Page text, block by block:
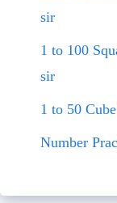
sir
1 to 100
sir
1 to 50
Number